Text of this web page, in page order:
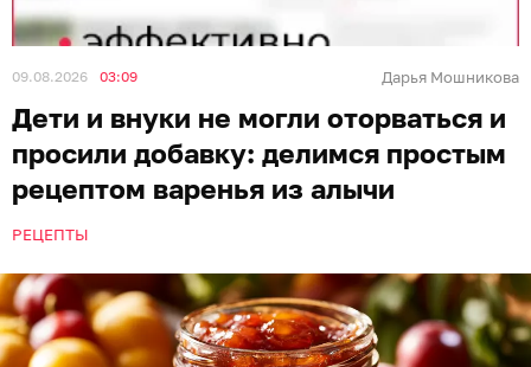
09.08.2026 03:09 Дарья Мошникова
Дети и внуки не могли оторваться и
просили добавку: делимся простым
рецептом варенья из алычи
РЕЦЕПТЫ